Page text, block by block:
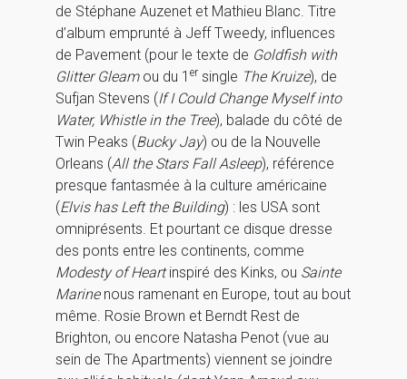
de Stéphane Auzenet et Mathieu Blanc. Titre
d’album emprunté à Jeff Tweedy, influences
de Pavement (pour le texte de Goldfish with
Glitter Gleamou du 1er single The Kruize), de
Sufjan Stevens (If I Could Change Myself into
Water, Whistle in the Tree), balade du côté de
Twin Peaks (Bucky Jay) ou de la Nouvelle
Orleans (All the Stars Fall Asleep), référence
presque fantasmée à la culture américaine
(Elvis has Left the Building) : les USA sont
omniprésents. Et pourtant ce disque dresse
des ponts entre les continents, comme
Modesty of Heartinspiré des Kinks, ou Sainte
Marinenous ramenant en Europe, tout au bout
même. Rosie Brown et Berndt Rest de
Brighton, ou encore Natasha Penot (vue au
sein de The Apartments) viennent se joindre